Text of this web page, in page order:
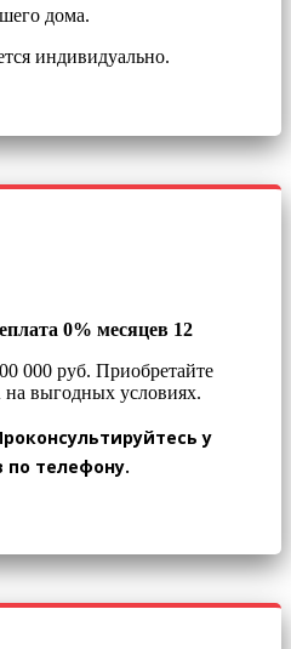
дома.
индивидуально.
0% месяцев 12
000 руб. Приобретайте
выгодных условиях.
у
по телефону.